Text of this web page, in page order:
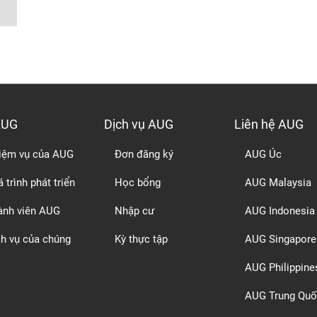
vụ của AUG
trình phát triển
viên AUG
vụ của chúng
Dịch vụ AUG
Đơn đăng ký
Học bổng
Nhập cư
Kỳ thực tập
Liên hệ AUG
AUG Úc
AUG Malaysia
AUG Indonesia
AUG Singapore
AUG
AUG Trung